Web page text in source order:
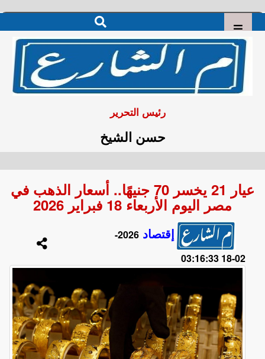
رئيس التحرير
حسن الشيخ
عيار 21 يخسر 70 جنيهًا.. أسعار الذهب في
مصر اليوم الأربعاء 18 فبراير 2026
إقتصاد
2026-
02-18 03:16:33